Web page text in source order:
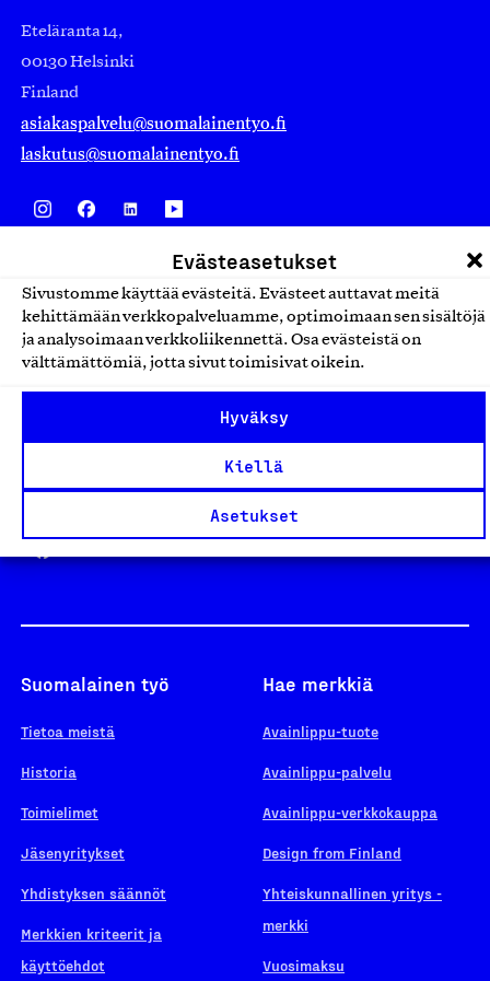
Evästeasetukset
Sivustomme käyttää evästeitä. Evästeet auttavat meitä
kehittämään verkkopalveluamme, optimoimaan sen sisältöjä
ja analysoimaan verkkoliikennettä. Osa evästeistä on
välttämättömiä, jotta sivut toimisivat oikein.
Hyväksy
Kiellä
Asetukset
Eteläranta 14,
00130 Helsinki
Finland
asiakaspalvelu@suomalainentyo.fi
laskutus@suomalainentyo.fi
Yhteiskunnallinen Yritys -merkki
Suomalainen työ
Tietoa meistä
Historia
Toimielimet
Jäsenyritykset
Yhdistyksen säännöt
Merkkien kriteerit ja
käyttöehdot
Hae merkkiä
Avainlippu-tuote
Avainlippu-palvelu
Avainlippu-verkkokauppa
Design from Finland
Yhteiskunnallinen yritys -
merkki
Vuosimaksu